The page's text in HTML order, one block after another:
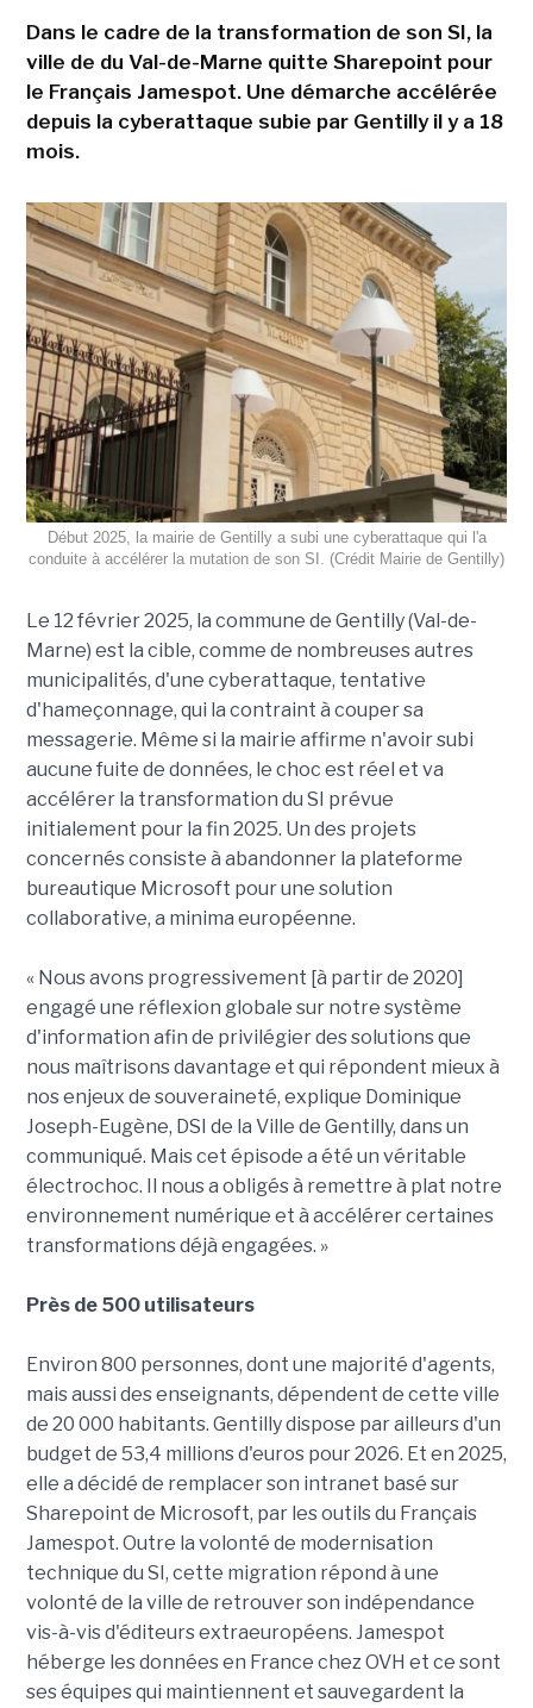
Dans le cadre de la transformation de son SI, la
ville de du Val-de-Marne quitte Sharepoint pour
le Français Jamespot. Une démarche accélérée
depuis la cyberattaque subie par Gentilly il y a 18
mois.
Début 2025, la mairie de Gentilly a subi une cyberattaque qui l'a
conduite à accélérer la mutation de son SI. (Crédit Mairie de Gentilly)
Le 12 février 2025, la commune de Gentilly (Val-de-
Marne) est la cible, comme de nombreuses autres
municipalités, d'une cyberattaque, tentative
d'hameçonnage, qui la contraint à couper sa
messagerie. Même si la mairie affirme n'avoir subi
aucune fuite de données, le choc est réel et va
accélérer la transformation du SI prévue
initialement pour la fin 2025. Un des projets
concernés consiste à abandonner la plateforme
bureautique Microsoft pour une solution
collaborative, a minima européenne.
« Nous avons progressivement [à partir de 2020]
engagé une réflexion globale sur notre système
d'information afin de privilégier des solutions que
nous maîtrisons davantage et qui répondent mieux à
nos enjeux de souveraineté, explique Dominique
Joseph-Eugène, DSI de la Ville de Gentilly, dans un
communiqué. Mais cet épisode a été un véritable
électrochoc. Il nous a obligés à remettre à plat notre
environnement numérique et à accélérer certaines
transformations déjà engagées. »
Près de 500 utilisateurs
Environ 800 personnes, dont une majorité d'agents,
mais aussi des enseignants, dépendent de cette ville
de 20 000 habitants. Gentilly dispose par ailleurs d'un
budget de 53,4 millions d'euros pour 2026. Et en 2025,
elle a décidé de remplacer son intranet basé sur
Sharepoint de Microsoft, par les outils du Français
Jamespot. Outre la volonté de modernisation
technique du SI, cette migration répond à une
volonté de la ville de retrouver son indépendance
vis-à-vis d'éditeurs extraeuropéens. Jamespot
héberge les données en France chez OVH et ce sont
ses équipes qui maintiennent et sauvegardent la